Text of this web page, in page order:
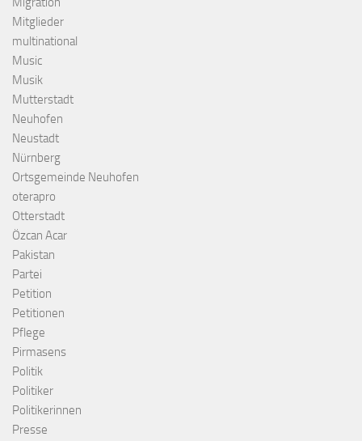
Mitglieder
multinational
Music
Musik
Mutterstadt
Neuhofen
Neustadt
Nürnberg
Ortsgemeinde Neuhofen
oterapro
Otterstadt
Özcan Acar
Pakistan
Partei
Petition
Petitionen
Pflege
Pirmasens
Politik
Politiker
Politikerinnen
Presse